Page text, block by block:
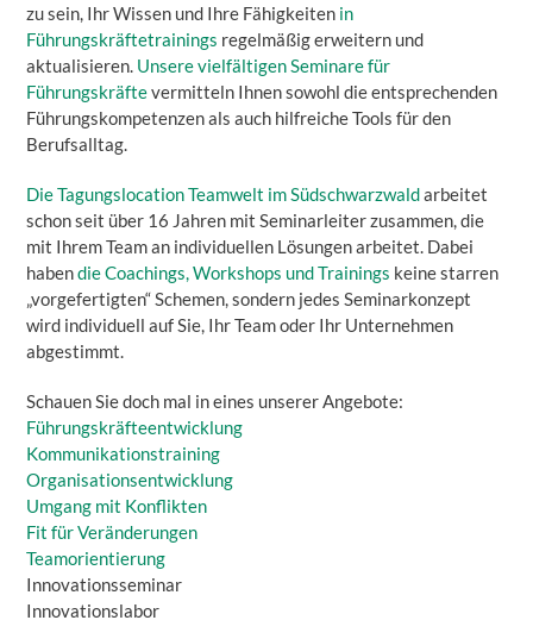
zu sein, Ihr Wissen und Ihre Fähigkeiten in
Führungskräftetrainings regelmäßig erweitern und
aktualisieren. Unsere vielfältigen Seminare für
Führungskräftevermitteln Ihnen sowohl die entsprechenden
Führungskompetenzen als auch hilfreiche Tools für den
Berufsalltag.
Die Tagungslocation Teamwelt im Südschwarzwaldarbeitet
schon seit über 16 Jahren mit Seminarleiter zusammen, die
mit Ihrem Team an individuellen Lösungen arbeitet. Dabei
habendie Coachings, Workshops und Trainings keine starren
„vorgefertigten“ Schemen, sondern jedes Seminarkonzept
wird individuell auf Sie, Ihr Team oder Ihr Unternehmen
abgestimmt.
Schauen Sie doch mal in eines unserer Angebote:
Führungskräfteentwicklung
Kommunikationstraining
Organisationsentwicklung
Umgang mit Konflikten
Fit für Veränderungen
Teamorientierung
Innovationsseminar
Innovationslabor